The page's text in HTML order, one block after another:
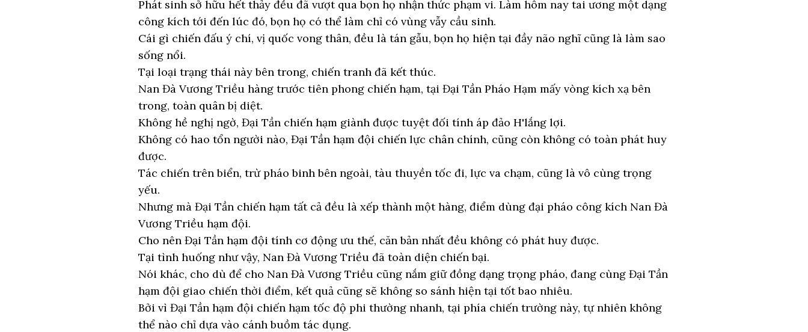
Phát sinh sở hữu hết thảy đều đã vượt qua bọn họ nhận thức phạm vi. Làm hôm nay tai ương một dạng
công kích tới đến lúc đó, bọn họ có thể làm chỉ có vùng vẫy cầu sinh.
Cái gì chiến đấu ý chí, vị quốc vong thân, đều là tán gẫu, bọn họ hiện tại đầy não nghĩ cũng là làm sao
sống nổi.
Tại loại trạng thái này bên trong, chiến tranh đã kết thúc.
Nan Đà Vương Triều hàng trước tiên phong chiến hạm, tại Đại Tần Pháo Hạm mấy vòng kích xạ bên
trong, toàn quân bị diệt.
Không hề nghị ngờ, Đại Tần chiến hạm giành được tuyệt đối tính áp đảo H'lắng lợi.
Không có hao tổn người nào, Đại Tần hạm đội chiến lực chân chính, cũng còn không có toàn phát huy
được.
Tác chiến trên biển, trừ pháo binh bên ngoài, tàu thuyền tốc đi, lực va chạm, cũng là vô cùng trọng
yếu.
Nhưng mà Đại Tần chiến hạm tất cả đều là xếp thành một hàng, điểm dùng đại pháo công kích Nan Đà
Vương Triều hạm đội.
Cho nên Đại Tần hạm đội tính cơ động ưu thế, căn bản nhất đều không có phát huy được.
Tại tình huống như vậy, Nan Đà Vương Triều đã toàn diện chiến bại.
Nói khác, cho dù để cho Nan Đà Vương Triều cũng nắm giữ đồng dạng trọng pháo, đang cùng Đại Tần
hạm đội giao chiến thời điểm, kết quả cũng sẽ không so sánh hiện tại tốt bao nhiêu.
Bởi vì Đại Tần hạm đội chiến hạm tốc độ phi thường nhanh, tại phía chiến trường này, tự nhiên không
thể nào chỉ dựa vào cánh buồm tác dụng.